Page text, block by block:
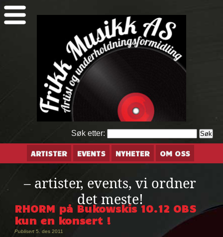
Søk etter:
ARTISTER EVENTS NYHETER OM OSS
– artister, events, vi ordner
det meste!
RHORM på Bukowskis 10.12 OBS
kun en konsert !
Publisert5. des 2011